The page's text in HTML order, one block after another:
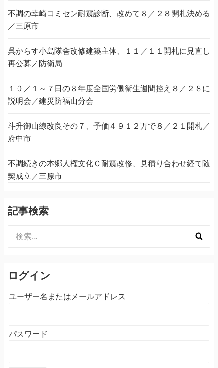
不調の幸崎コミセン耐震診断、改めて８／２８開札決める
／三原市
呉からす小島隊舎改修建築主体、１１／１１開札に見直し
再公募／防衛局
１０／１～７日の８年度全国労働衛生週間控え８／２８に
説明会／建災防福山分会
斗升御山線改良その７、予価４９１２万で８／２１開札／
府中市
不調続きの本郷人権文化Ｃ耐震改修、見積り合わせ経て随
契成立／三原市
記事検索
索:
ログイン
ユーザー名またはメールアドレス
パスワード